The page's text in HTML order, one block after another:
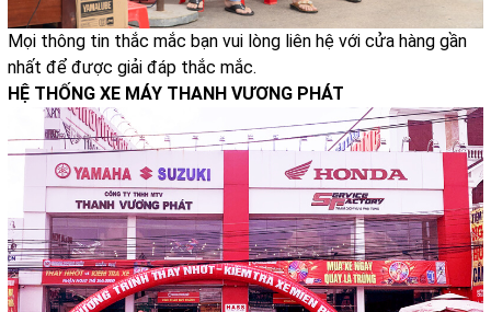
Mọi thông tin thắc mắc bạn vui lòng liên hệ với cửa hàng gần
nhất để được giải đáp thắc mắc.
HỆ THỐNG XE MÁY THANH VƯƠNG PHÁT